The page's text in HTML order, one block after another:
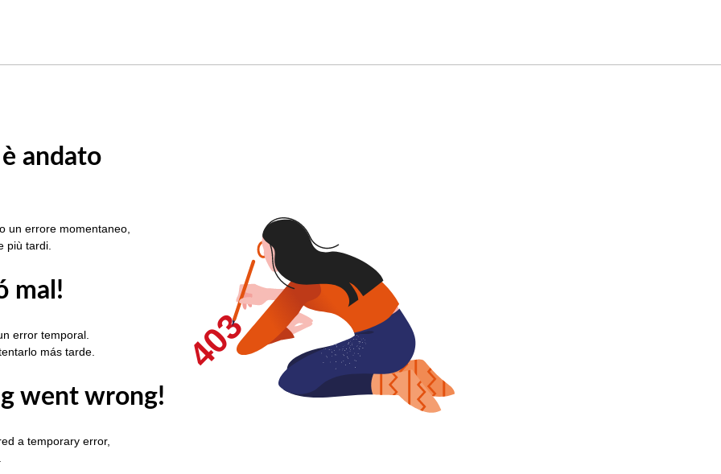
andato
un errore momentaneo,
più tardi.
mal!
error temporal.
más tarde.
went wrong!
a temporary error,
403